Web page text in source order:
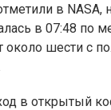
в NASA,
в 07:48 по
около шести с
в открытый